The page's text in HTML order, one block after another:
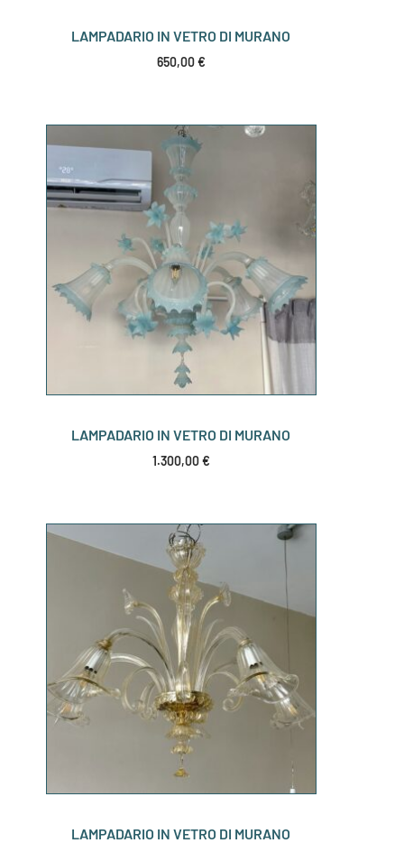
LAMPADARIO IN VETRO DI MURANO
650,00€
LAMPADARIO IN VETRO DI MURANO
1.300,00€
LAMPADARIO IN VETRO DI MURANO